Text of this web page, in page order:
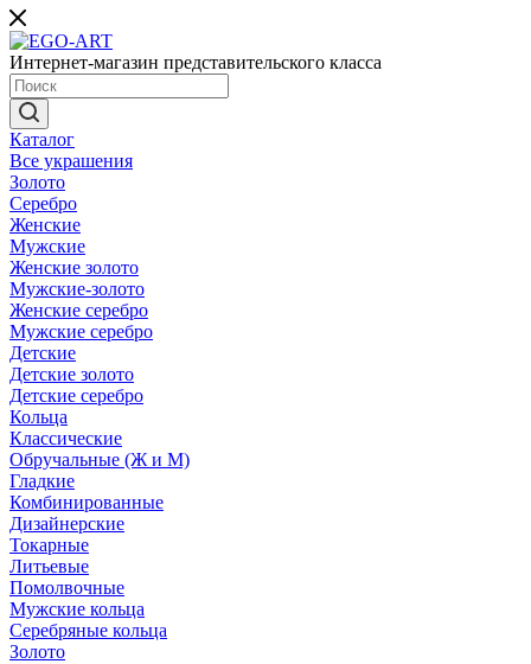
Интернет-магазин представительского класса
Каталог
Все украшения
Золото
Серебро
Женские
Мужские
Женские золото
Мужские-золото
Женские серебро
Мужские серебро
Детские
Детские золото
Детские серебро
Кольца
Классические
Обручальные (Ж и М)
Гладкие
Комбинированные
Дизайнерские
Токарные
Литьевые
Помолвочные
Мужские кольца
Серебряные кольца
Золото